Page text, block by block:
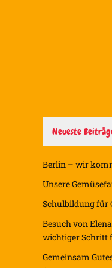
Neueste
Berlin – wir
Unsere
Schulbildung für
Besuch von
wichtiger Schritt
Gemeinsam